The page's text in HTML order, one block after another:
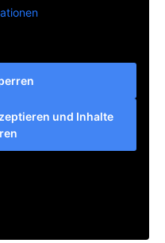
und Inhalte